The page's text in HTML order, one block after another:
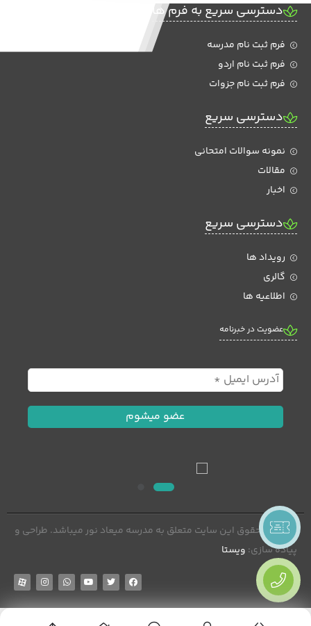
دسترسی سریع به فرم ها
فرم ثبت نام مدرسه
فرم ثبت نام اردو
فرم ثبت نام جزوات
دسترسی سریع
نمونه سوالات امتحانی
مقالات
اخبار
دسترسی سریع
رویداد ها
گالری
اطلاعیه ها
عضویت در خبرنامه
© تمامی حقوق این سایت متعلق به مدرسه میعاد نور میباشد. طراحی و
پیاده سازی: ویستا